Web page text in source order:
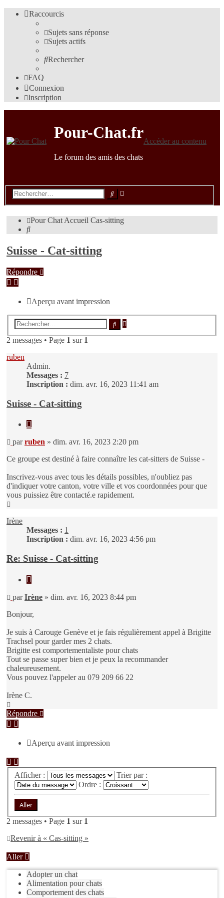
Raccourcis
Sujets sans réponse
Sujets actifs
Rechercher
FAQ
Connexion
Inscription
Pour-Chat.fr
Le forum des amis des chats
Accéder au contenu
Rechercher
Pour ChatAccueil Cas-sitting
Rechercher
Suisse - Cat-sitting
Répondre
Aperçu avant impression
Rechercher
2 messages • Page 1 sur 1
ruben
Admin.
Messages : 7
Inscription : dim. avr. 16, 2023 11:41 am
Suisse - Cat-sitting
Citer
Message
parruben » dim. avr. 16, 2023 2:20 pm
Ce groupe est destiné à faire connaître les cat-sitters de Suisse -
Inscrivez-vous avec tous les détails possibles, n'oubliez pas
d'indiquer votre canton, votre ville et vos coordonnées pour que
vous puissiez être contacté.e rapidement.
Irène
Messages : 1
Inscription : dim. avr. 16, 2023 4:56 pm
Re: Suisse - Cat-sitting
Citer
Message
parIrène » dim. avr. 16, 2023 8:44 pm
Bonjour,
Je suis à Carouge Genève et je fais régulièrement appel à Brigitte
Trachsel pour garder mes 2 chats.
Brigitte est comportementaliste pour chats
Tout se passe super bien et je peux la recommander
chaleureusement.
Vous pouvez l'appeler au 079 209 66 22
Irène C.
Répondre
Aperçu avant impression
Afficher :
Trier par :
Ordre :
2 messages • Page 1 sur 1
Revenir à « Cas-sitting »
Aller
Adopter un chat
Alimentation pour chats
Comportement des chats